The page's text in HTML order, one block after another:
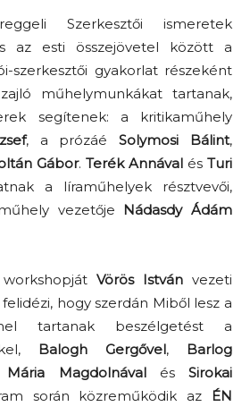
Szerkesztői ismeretek
az esti összejövetel között a
szerkesztői gyakorlat részeként
műhelymunkákat tartanak,
segítenek: a kritikaműhely
, a prózáéSolymosi Bálint,
Gábor. Terék Annával és Turi
a líraműhelyek résztvevői,
vezetője Nádasdy Ádám
Vörös István vezeti
hogy szerdán Miből lesz a
tartanak beszélgetést a
Balogh Gergővel, Barlog
Mária MagdolnávalésSirokai
során közreműködik az ÉN